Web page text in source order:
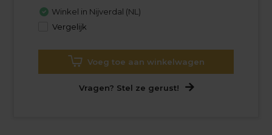
Winkel in Nijverdal (NL)
Vergelijk
Voeg toe aan winkelwagen
Vragen? Stel ze gerust!